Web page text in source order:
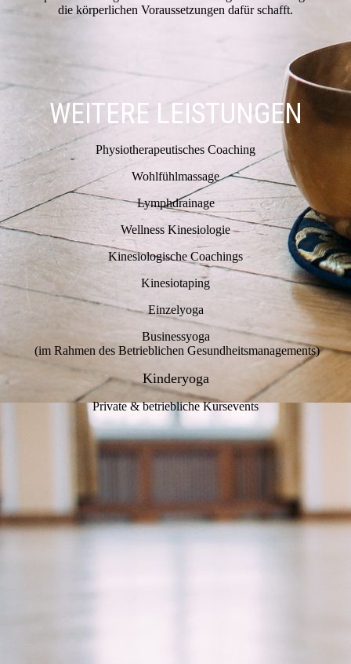
die körperlichen Voraussetzungen dafür schafft.
WEITERE LEISTUNGEN
Physiotherapeutisches Coaching
Wohlfühlmassage
Lymphdrainage
Wellness Kinesiologie
Kinesiologische Coachings
Kinesiotaping
Einzelyoga
Businessyoga
(im Rahmen des Betrieblichen Gesundheitsmanagements)
Kinderyoga
Private & betriebliche Kursevents